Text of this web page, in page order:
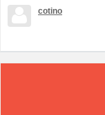
cotino